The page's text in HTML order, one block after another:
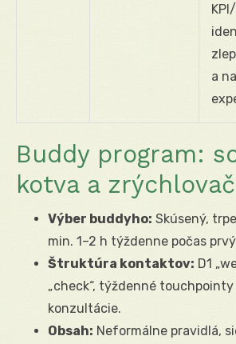
a
Buddy program:
kotva a
Výber buddyho: Skúsený,
min. 1–2 h týždenne počas
Štruktúra kontaktov: D1
„check“, týždenné
konzultácie.
Obsah: Neformálne pravidlá,